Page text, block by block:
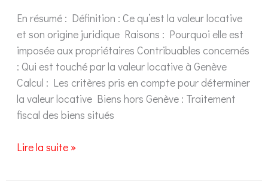
En résumé : Définition : Ce qu’est la valeur locative
et son origine juridique Raisons : Pourquoi elle est
imposée aux propriétaires Contribuables concernés
: Qui est touché par la valeur locative à Genève
Calcul : Les critères pris en compte pour déterminer
la valeur locative Biens hors Genève : Traitement
fiscal des biens situés
La
locative
Lire la suite »